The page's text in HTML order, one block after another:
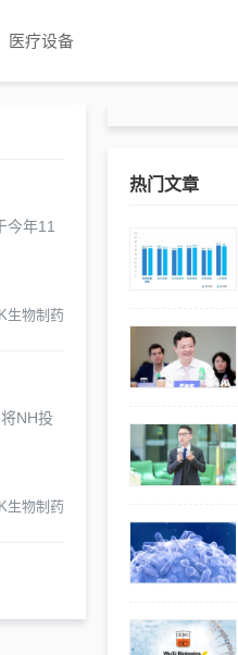
医疗设备
今年11
生物制药
NH投
生物制药
热门文章